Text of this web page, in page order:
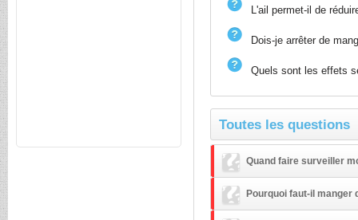
L'ail permet-il de
Dois-je arrêter de
Quels sont les effets
Toutes les questions
Quand faire surveiller
Pourquoi faut-il manger